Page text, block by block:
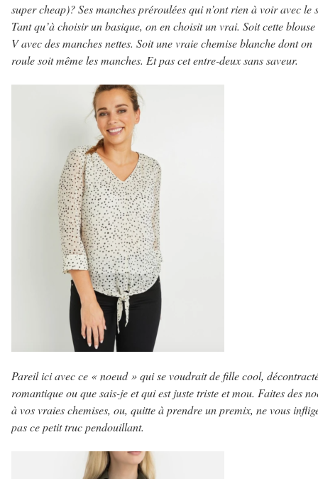
super cheap)? Ses manches préroulées qui n’ont rien à voir avec le
Tant qu’à choisir un basique, on en choisit un vrai. Soit cette
V avec des manches nettes. Soit une vraie chemise blanche dont on
roule soit même les manches. Et pas cet entre-deux sans saveur.
Pareil ici avec ce « noeud » qui se voudrait de fille cool,
romantique ou que sais-je et qui est juste triste et mou. Faites des
à vos vraies chemises, ou, quitte à prendre un premix, ne vous
pas ce petit truc pendouillant.